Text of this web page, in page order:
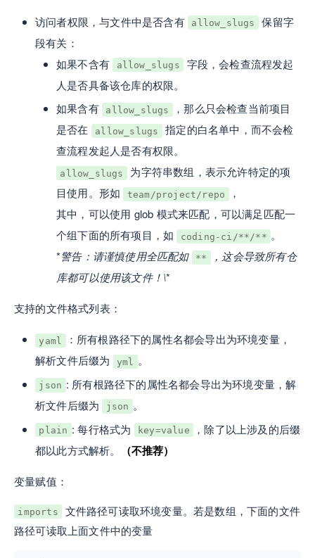
访问者权限，与文件中是否含有 allow_slugs
保留字
段有关：
如果不含有 allow_slugs
字段，会检查流程发起
人是否具备该仓库的权限。
如果含有
allow_slugs
，那么只会检查当前项目
是否在
allow_slugs 指定的白名单中，而不会检
查流程发起人是否有权限。
allow_slugs
为字符串数组，表示允许特定的项
目使用。形如 team/project/repo ，
其中，可以使用 glob 模式来匹配，可以满足匹配一
个组下面的所有项目，如 coding-ci/**/** 。
*警告：请谨慎使用全匹配如 **
，这会导致所有仓
库都可以使用该文件！\*
支持的文件格式列表：
yaml ：所有根路径下的属性名都会导出为环境变量，
解析文件后缀为
yml 。
json : 所有根路径下的属性名都会导出为环境变量，解
析文件后缀为
json 。
plain : 每行格式为 key=value
，除了以上涉及的后缀
都以此方式解析。
（不推荐）
变量赋值：
imports
文件路径可读取环境变量。若是数组，下面的文件
路径可读取上面文件中的变量